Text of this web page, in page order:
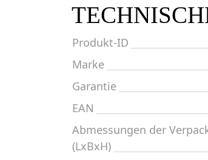
Produkt-ID
Marke
Garantie
EAN
Abmessungen der
(LxBxH)